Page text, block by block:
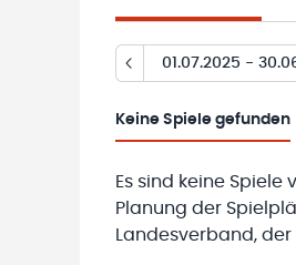
01.07.2025 -
Keine Spiele gefunden
Es sind keine
Planung der
Landesverband,